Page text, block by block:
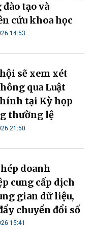
tạo và
cứu khoa học
14:53
sẽ xem xét
qua Luật
tại Kỳ họp
thường lệ
21:50
doanh
cung cấp dịch
gian dữ liệu,
chuyển đổi số
15:41